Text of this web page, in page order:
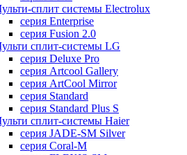
сплит системы Electrolux
серия Enterprise
серия Fusion 2.0
сплит-системы LG
серия Deluxe Pro
серия Artcool Gallery
серия ArtCool Mirror
серия Standard
серия Standard Plus S
сплит-системы Haier
серия JADE-SM Silver
серия Coral-M